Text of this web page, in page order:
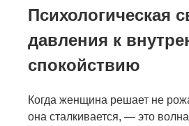
Психологическая
давления к
спокойствию
Когда женщина решает не
она сталкивается, — это